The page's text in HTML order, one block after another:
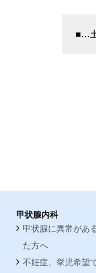
■…
甲状腺内科
甲状腺に異常があ
た方へ
不妊症、挙児希望